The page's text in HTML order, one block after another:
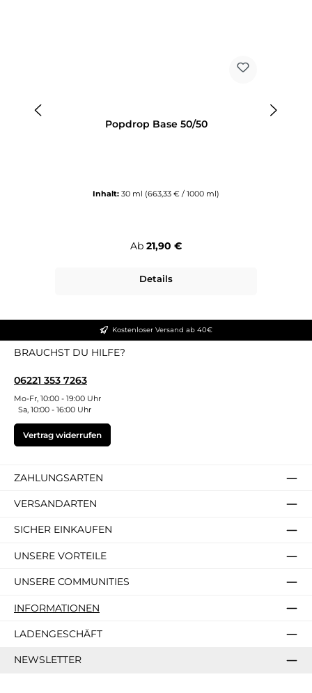
Popdrop Base 50/50
Inhalt: 30 ml (663,33 € / 1000 ml)
Regulärer Preis:
Ab 21,90 €
Details
Kostenloser Versand ab 40€
BRAUCHST DU HILFE?
06221 353 7263
Mo-Fr, 10:00 - 19:00 Uhr
Sa, 10:00 - 16:00 Uhr
Vertrag widerrufen
ZAHLUNGSARTEN
VERSANDARTEN
SICHER EINKAUFEN
UNSERE VORTEILE
UNSERE COMMUNITIES
INFORMATIONEN
LADENGESCHÄFT
NEWSLETTER